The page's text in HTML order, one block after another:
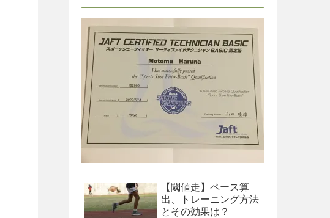
【閾値走】ペース算
出、トレーニング方法
とその効果は？